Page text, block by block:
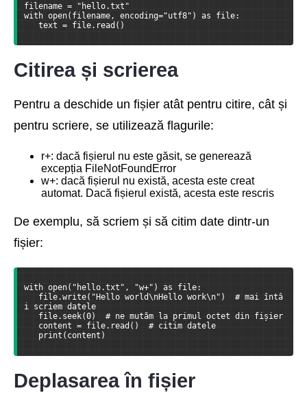
filename = "hello.txt"
with open(filename, encoding="utf8") as file:
text = file.read()
Citirea și scrierea
Pentru a deschide un fișier atât pentru citire, cât și
pentru scriere, se utilizează flagurile:
r+: dacă fișierul nu este găsit, se generează
excepția FileNotFoundError
w+: dacă fișierul nu există, acesta este creat
automat. Dacă fișierul există, acesta este rescris
De exemplu, să scriem și să citim date dintr-un
fișier:
with open("hello.txt", "w+") as file:
file.write("Hello world\nHello work\n")  # mai întâ
i scriem datele
file.seek(0)  # ne mutăm la primul octet din fișier
content = file.read()  # citim datele
print(content)
Deplasarea în fișier